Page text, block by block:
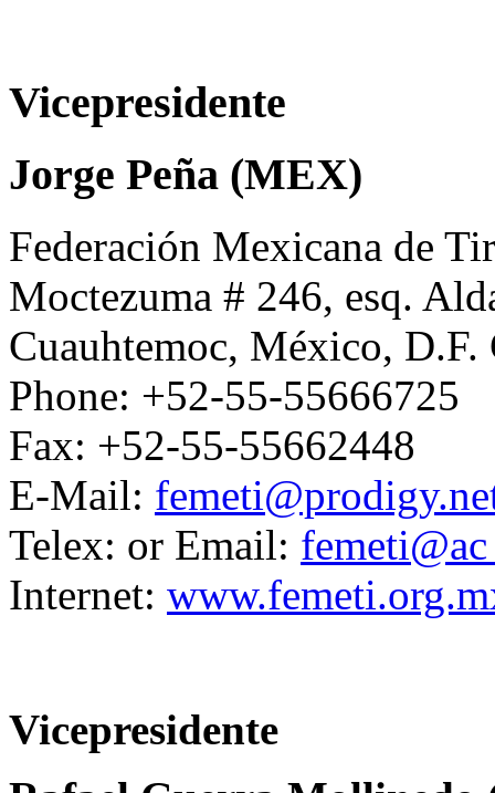
Vicepresidente
Jorge Peña (MEX)
Federación Mexicana de
Moctezuma # 246, esq.
Cuauhtemoc, México, D.F.
Phone: +52-55-55666725
Fax: +52-55-55662448
E-Mail:
Telex: or Email:
Internet:
Vicepresidente